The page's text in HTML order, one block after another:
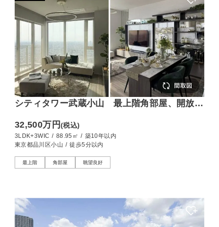
シティタワー武蔵小山 最上階角部屋、開放感
32,500万円(税込)
3LDK+3WIC / 88.95㎡ / 築10年以内
東京都品川区小山 / 徒歩5分以内
最上階 角部屋 眺望良好